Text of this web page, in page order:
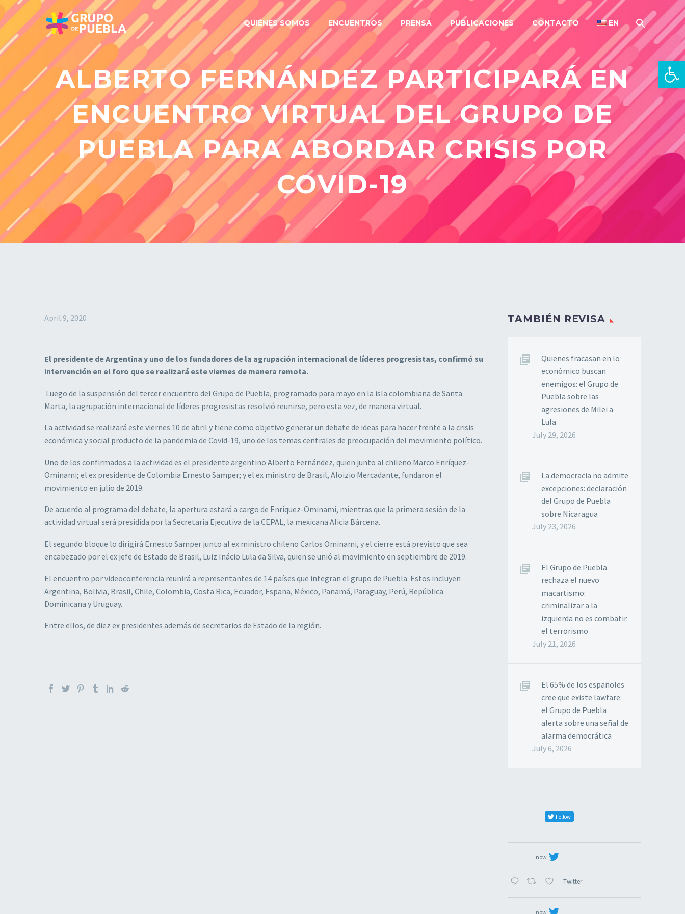
QUIÉNES SOMOS ENCUENTROS PRENSA PUBLICACIONES CONTACTO EN
ALBERTO FERNÁNDEZ PARTICIPARÁ EN
ENCUENTRO VIRTUAL DEL GRUPO DE
PUEBLA PARA ABORDAR CRISIS POR
COVID-19
April 9, 2020
El presidente de Argentina y uno de los fundadores de la agrupación internacional de líderes progresistas, confirmó su
intervención en el foro que se realizará este viernes de manera remota.
Luego de la suspensión del tercer encuentro del Grupo de Puebla, programado para mayo en la isla colombiana de Santa
Marta, la agrupación internacional de líderes progresistas resolvió reunirse, pero esta vez, de manera virtual.
La actividad se realizará este viernes 10 de abril y tiene como objetivo generar un debate de ideas para hacer frente a la crisis
económica y social producto de la pandemia de Covid-19, uno de los temas centrales de preocupación del movimiento político.
Uno de los confirmados a la actividad es el presidente argentino Alberto Fernández, quien junto al chileno Marco Enríquez-
Ominami; el ex presidente de Colombia Ernesto Samper; y el ex ministro de Brasil, Aloizio Mercadante, fundaron el
movimiento en julio de 2019.
De acuerdo al programa del debate, la apertura estará a cargo de Enríquez-Ominami, mientras que la primera sesión de la
actividad virtual será presidida por la Secretaria Ejecutiva de la CEPAL, la mexicana Alicia Bárcena.
El segundo bloque lo dirigirá Ernesto Samper junto al ex ministro chileno Carlos Ominami, y el cierre está previsto que sea
encabezado por el ex jefe de Estado de Brasil, Luiz Inácio Lula da Silva, quien se unió al movimiento en septiembre de 2019.
El encuentro por videoconferencia reunirá a representantes de 14 países que integran el grupo de Puebla. Estos incluyen
Argentina, Bolivia, Brasil, Chile, Colombia, Costa Rica, Ecuador, España, México, Panamá, Paraguay, Perú, República
Dominicana y Uruguay.
Entre ellos, de diez ex presidentes además de secretarios de Estado de la región.
TAMBIÉN REVISA
Quienes fracasan en lo
económico buscan
enemigos: el Grupo de
Puebla sobre las
agresiones de Milei a
Lula
July 29, 2026
La democracia no admite
excepciones: declaración
del Grupo de Puebla
sobre Nicaragua
July 23, 2026
El Grupo de Puebla
rechaza el nuevo
macartismo:
criminalizar a la
izquierda no es combatir
el terrorismo
July 21, 2026
El 65% de los españoles
cree que existe lawfare:
el Grupo de Puebla
alerta sobre una señal de
alarma democrática
July 6, 2026
Follow
now
Twitter
now